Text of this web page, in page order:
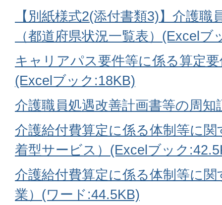
【別紙様式2(添付書類3)】介護職
（都道府県状況一覧表）(Excelブ
キャリアパス要件等に係る算定
(Excelブック:18KB)
介護職員処遇改善計画書等の周
介護給付費算定に係る体制等に
着型サービス）(Excelブック
介護給付費算定に係る体制等に
業）(ワード:44.5KB)